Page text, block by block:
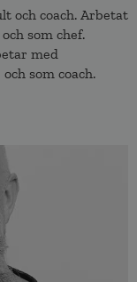
och coach. Arbetat
som chef.
med
som coach.